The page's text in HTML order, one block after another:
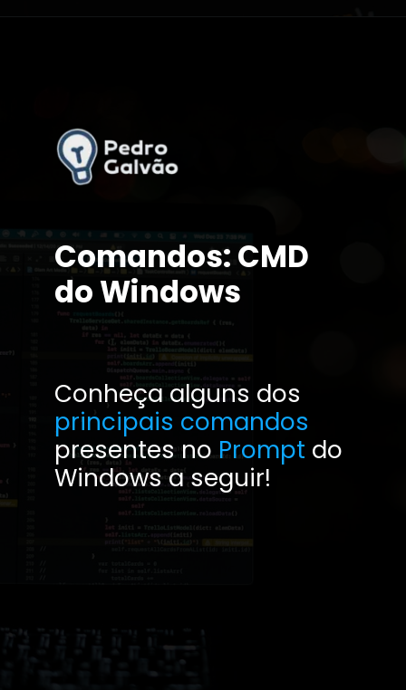
Conheça alguns dos
principais comandos
presentes noPrompt do
Windows a seguir!
Comandos: CMD
do Windows